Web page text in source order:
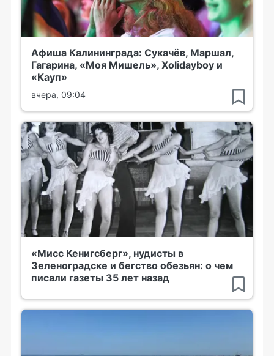
Афиша Калининграда: Сукачёв, Маршал,
Гагарина, «Моя Мишель», Xolidayboy и
«Кауп»
вчера, 09:04
«Мисс Кенигсберг», нудисты в
Зеленоградске и бегство обезьян: о чем
писали газеты 35 лет назад